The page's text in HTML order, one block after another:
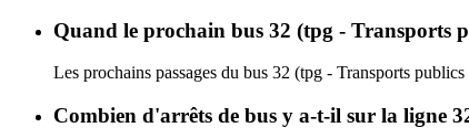
Quand le prochain bus 32 (tpg - Transports
Les prochains passages du bus 32 (tpg - Transports
Combien d'arrêts de bus y a-t-il sur la ligne